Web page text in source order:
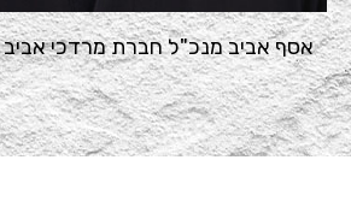
אסף אביב מנכ"ל חברת מרדכי